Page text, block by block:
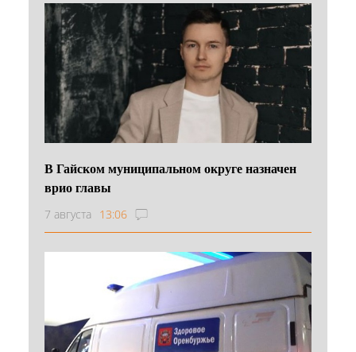
В Гайском муниципальном округе назначен
врио главы
7 августа 13:06